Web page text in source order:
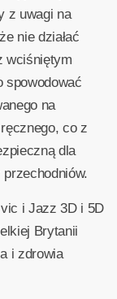
z uwagi na
nie działać
wciśniętym
spowodować
na
co z
dla
i Jazz 3D i 5D
Brytanii
i zdrowia